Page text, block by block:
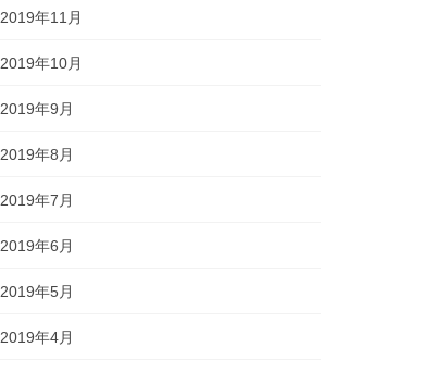
2019年11月
2019年10月
2019年9月
2019年8月
2019年7月
2019年6月
2019年5月
2019年4月